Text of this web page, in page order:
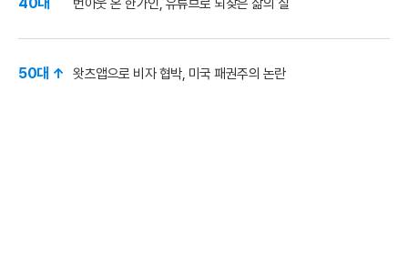
번아웃 온 한가인, 유튜브로 되찾은 삶의 질
50대 ↑ 왓츠앱으로 비자 협박, 미국 패권주의 논란